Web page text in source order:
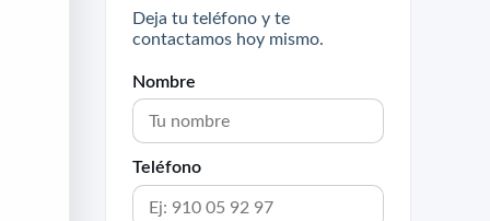
Deja tu teléfono y te
contactamos hoy mismo.
Nombre
Teléfono